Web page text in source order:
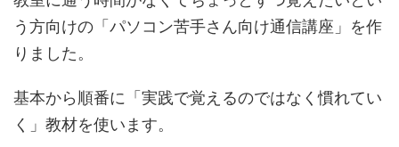
う方向けの「パソコン苦手さん向け通信講座」を作
りました。
基本から順番に「実践で覚えるのではなく慣れてい
く」教材を使います。